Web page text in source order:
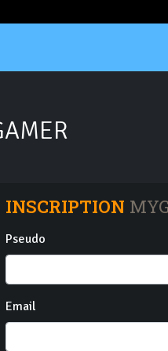
INSCRIPTION
Pseudo
Email